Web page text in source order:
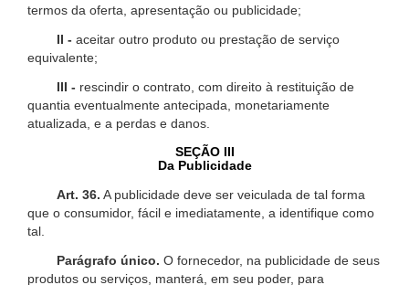
termos da oferta, apresentação ou publicidade;
II - aceitar outro produto ou prestação de serviço
equivalente;
III - rescindir o contrato, com direito à restituição de
quantia eventualmente antecipada, monetariamente
atualizada, e a perdas e danos.
SEÇÃO III
Da Publicidade
Art. 36. A publicidade deve ser veiculada de tal forma
que o consumidor, fácil e imediatamente, a identifique como
tal.
Parágrafo único. O fornecedor, na publicidade de seus
produtos ou serviços, manterá, em seu poder, para